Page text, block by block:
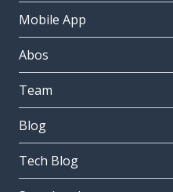
Mobile App
Abos
Team
Blog
Tech Blog